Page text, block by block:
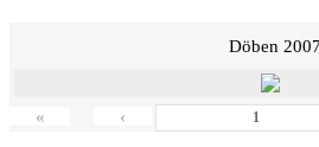
Döben 2007
« ‹